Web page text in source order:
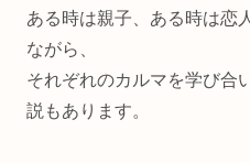
ある時は親子、ある時は恋
ながら、
それぞれのカルマを学び合
説もあります。